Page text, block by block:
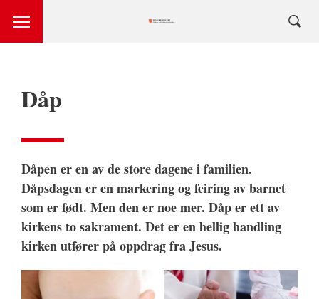
Dåp
Dåpen er en av de store dagene i familien.
Dåpsdagen er en markering og feiring av barnet
som er født. Men den er noe mer. Dåp er ett av
kirkens to sakrament. Det er en hellig handling
kirken utfører på oppdrag fra Jesus.